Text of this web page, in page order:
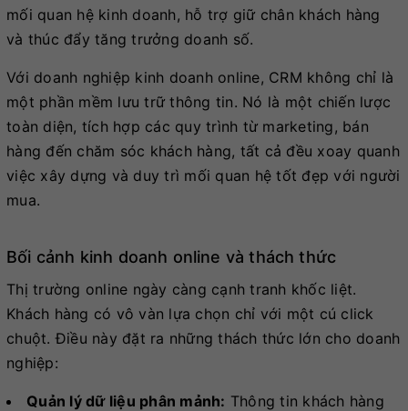
mối quan hệ kinh doanh, hỗ trợ giữ chân khách hàng
và thúc đẩy tăng trưởng doanh số.
Với doanh nghiệp kinh doanh online, CRM không chỉ là
một phần mềm lưu trữ thông tin. Nó là một chiến lược
toàn diện, tích hợp các quy trình từ marketing, bán
hàng đến chăm sóc khách hàng, tất cả đều xoay quanh
việc xây dựng và duy trì mối quan hệ tốt đẹp với người
mua.
Bối cảnh kinh doanh online và thách thức
Thị trường online ngày càng cạnh tranh khốc liệt.
Khách hàng có vô vàn lựa chọn chỉ với một cú click
chuột. Điều này đặt ra những thách thức lớn cho doanh
nghiệp:
Quản lý dữ liệu phân mảnh: Thông tin khách hàng